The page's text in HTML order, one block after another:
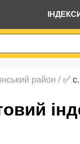
район / ✅